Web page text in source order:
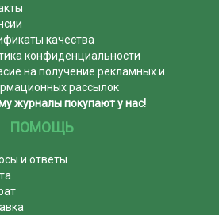
качества
конфиденциальности
на получение рекламных и
рассылок
журналы покупают у нас!
ПОМОЩЬ
и ответы